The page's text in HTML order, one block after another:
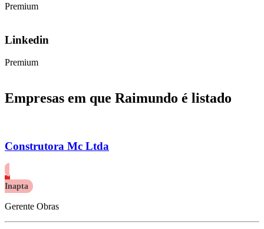
Premium
Linkedin
Premium
Empresas em que Raimundo é listado
Construtora Mc Ltda
Inapta
Gerente Obras